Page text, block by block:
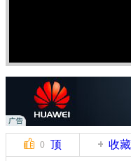
0 顶 收藏